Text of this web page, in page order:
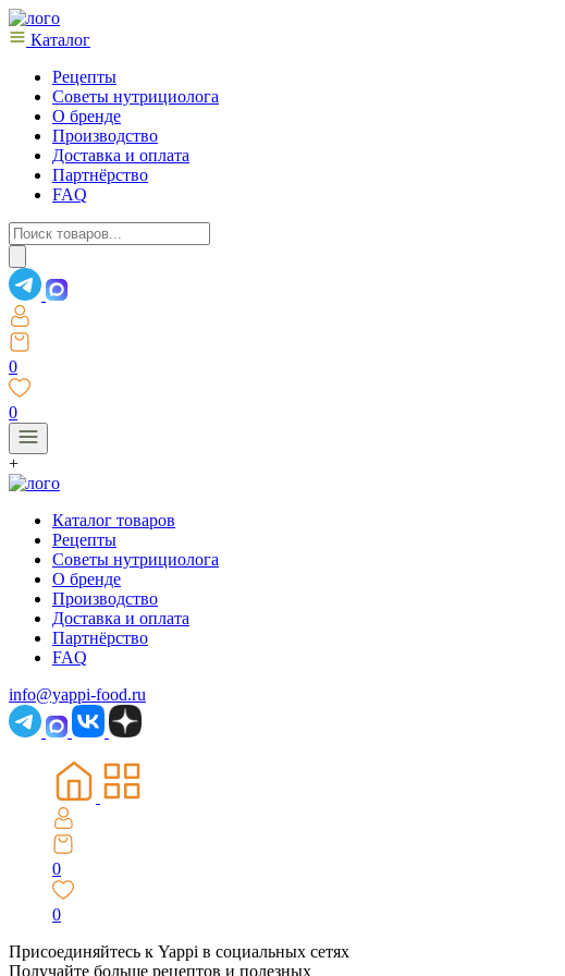
Каталог
Рецепты
Советы нутрициолога
О бренде
Производство
Доставка и оплата
Партнёрство
FAQ
Поиск
товаров
0
0
+
Каталог товаров
Рецепты
Советы нутрициолога
О бренде
Производство
Доставка и оплата
Партнёрство
FAQ
info@yappi-food.ru
0
0
Присоединяйтесь к Yappi в социальных сетях
Получайте больше рецептов и полезных